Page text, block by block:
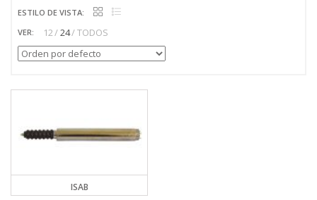
ESTILO DE VISTA:
VER:
12 24 TODOS
ISAB